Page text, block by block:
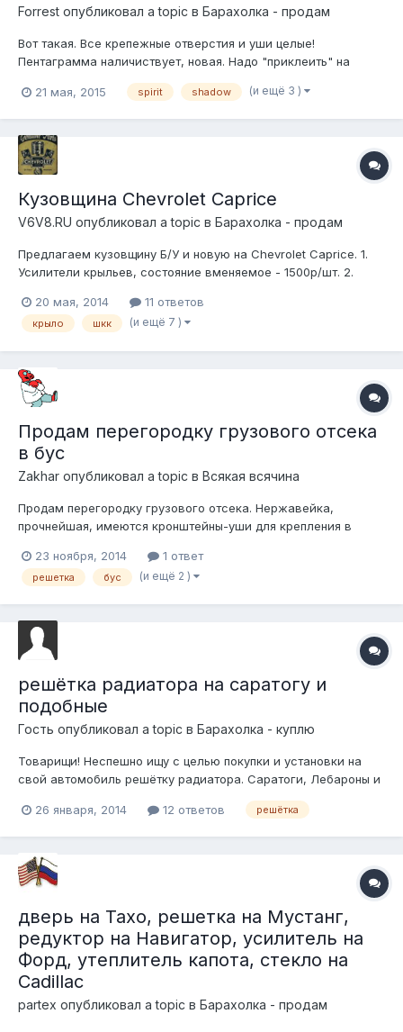
Forrest опубликовал a topic в Барахолка - продам
Вот такая. Все крепежные отверстия и уши целые!
Пентаграмма наличиствует, новая. Надо "приклеить" на
21 мая, 2015
spirit shadow (и ещё 3 )
Кузовщина Chevrolet Caprice
V6V8.RU опубликовал a topic в Барахолка - продам
Предлагаем кузовщину Б/У и новую на Chevrolet Caprice. 1.
Усилители крыльев, состояние вменяемое - 1500р/шт. 2.
гнилые. Голая дверь - 1500р. С молдингами 2000р. С
внутрянкой и молдингами 3500р. Целиком в сборе со
20 мая, 2014 11 ответов
крыло шкк (и ещё 7 )
Продам перегородку грузового отсека
в бус
Zakhar опубликовал a topic в Всякая всячина
Продам перегородку грузового отсека. Нержавейка,
прочнейшая, имеются кронштейны-уши для крепления в
подходит, прикольно! просто нет необходимости. Вещь
брутальная, моднейшая и необходимая если вы возите на
23 ноября, 2014 1 ответ
решетка бус (и ещё 2 )
решётка радиатора на саратогу и
подобные
Гость опубликовал a topic в Барахолка - куплю
Товарищи! Неспешно ищу с целью покупки и установки на
свой автомобиль решётку радиатора. Саратоги, Лебароны и
(надписи и значки на морде не имеют значения). Главное
26 января, 2014 12 ответов решётка
дверь на Тахо, решетка на Мустанг,
редуктор на Навигатор, усилитель на
Форд, утеплитель капота, стекло на
Cadillac
partex опубликовал a topic в Барахолка - продам